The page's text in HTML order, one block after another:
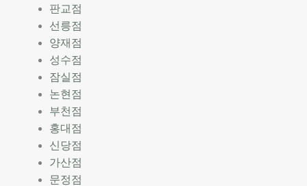
판교점
선릉점
양재점
성수점
잠실점
논현점
부천점
홍대점
신당점
가산점
문정점